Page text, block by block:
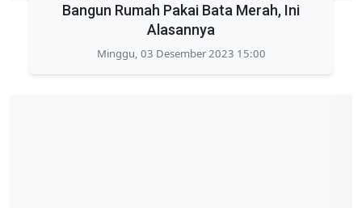
Bangun Rumah Pakai Bata Merah, Ini
Alasannya
Minggu, 03 Desember 2023 15:00